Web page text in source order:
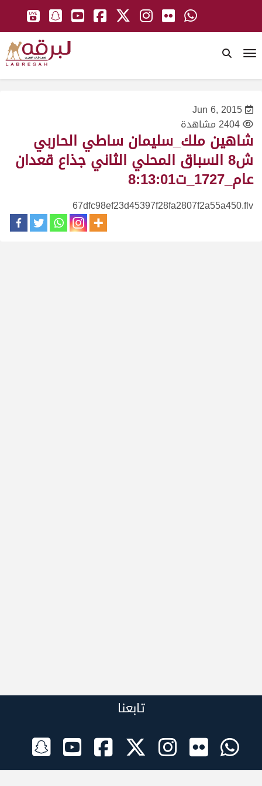
Jun 6, 2015
2404 مشاهدة
شاهين ملك_سليمان ساطي الحاربي
ش8 السباق المحلي الثاني جذاع قعدان
عام_1727_ت8:13:01
67dfc98ef23d45397f28fa2807f2a55a450.flv
تابعنا